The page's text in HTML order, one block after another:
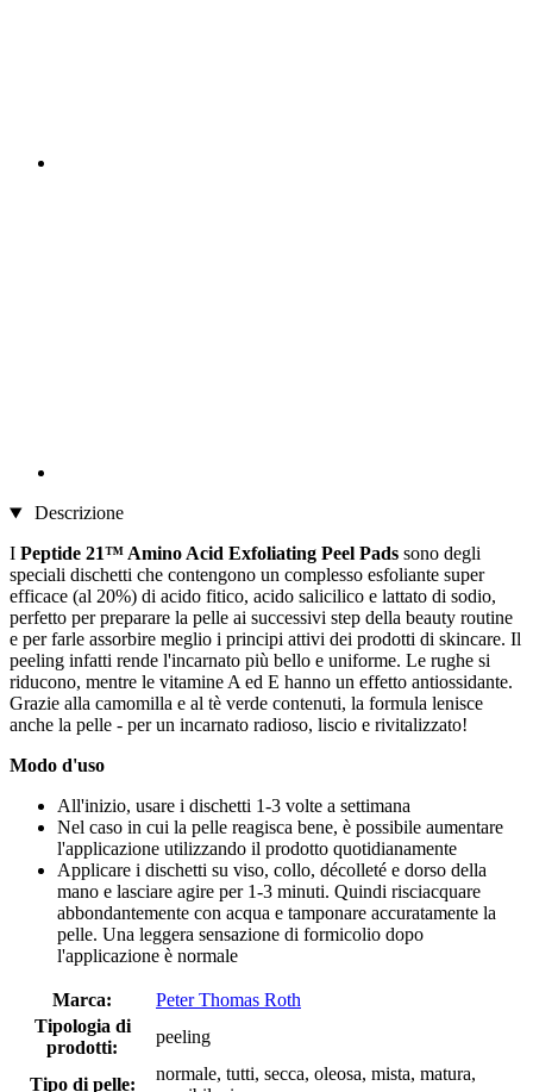
Descrizione
I Peptide 21™ Amino Acid Exfoliating Peel Pads sono degli
speciali dischetti che contengono un complesso esfoliante super
efficace (al 20%) di acido fitico, acido salicilico e lattato di sodio,
perfetto per preparare la pelle ai successivi step della beauty routine
e per farle assorbire meglio i principi attivi dei prodotti di skincare. Il
peeling infatti rende l'incarnato più bello e uniforme. Le rughe si
riducono, mentre le vitamine A ed E hanno un effetto antiossidante.
Grazie alla camomilla e al tè verde contenuti, la formula lenisce
anche la pelle - per un incarnato radioso, liscio e rivitalizzato!
Modo d'uso
All'inizio, usare i dischetti 1-3 volte a settimana
Nel caso in cui la pelle reagisca bene, è possibile aumentare
l'applicazione utilizzando il prodotto quotidianamente
Applicare i dischetti su viso, collo, décolleté e dorso della
mano e lasciare agire per 1-3 minuti. Quindi risciacquare
abbondantemente con acqua e tamponare accuratamente la
pelle. Una leggera sensazione di formicolio dopo
l'applicazione è normale
Marca:
Peter Thomas Roth
Tipologia di
prodotti:
peeling
Tipo di pelle:
normale, tutti, secca, oleosa, mista, matura,